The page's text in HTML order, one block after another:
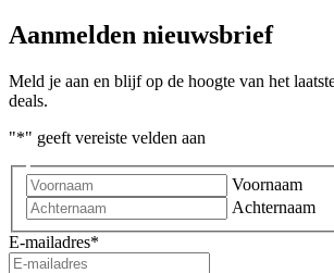
Aanmelden nieuwsbrief
Meld je aan en blijf op de hoogte van het
deals.
"*" geeft vereiste velden aan
Voornaam
Achternaam
E-mailadres*